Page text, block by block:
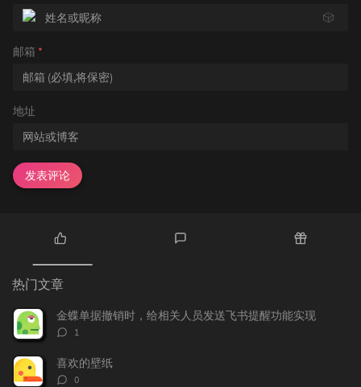
🎲
邮箱 *
地址
发表评论
热
门
文
章
论
章
热门文章
金蝶单据撤销时，给相关人员发送飞书提醒功能实现
评
数：
1
喜欢的壁纸
评
0